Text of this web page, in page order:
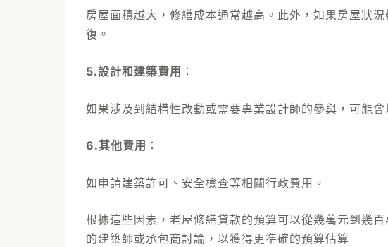
房屋面積越大，修繕成本通常越高。此外，如果房屋狀
復。
5.設計和建築費用 ：
如果涉及到結構性改動或需要專業設計師的參與，可能會
6.其他費用 ：
如申請建築許可、安全檢查等相關行政費用。
根據這些因素，老屋修繕貸款的預算可以從幾萬元到幾
的建築師或承包商討論，以獲得更準確的預算估算